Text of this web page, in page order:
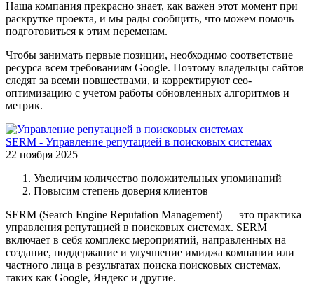
Наша компания прекрасно знает, как важен этот момент при
раскрутке проекта, и мы рады сообщить, что можем помочь
подготовиться к этим переменам.
Чтобы занимать первые позиции, необходимо соответствие
ресурса всем требованиям Google. Поэтому владельцы сайтов
следят за всеми новшествами, и корректируют сео-
оптимизацию с учетом работы обновленных алгоритмов и
метрик.
SERM - Управление репутацией в поисковых системах
22 ноября 2025
Увеличим количество положительных упоминаний
Повысим степень доверия клиентов
SERM (Search Engine Reputation Management) — это практика
управления репутацией в поисковых системах. SERM
включает в себя комплекс мероприятий, направленных на
создание, поддержание и улучшение имиджа компании или
частного лица в результатах поиска поисковых системах,
таких как Google, Яндекс и другие.